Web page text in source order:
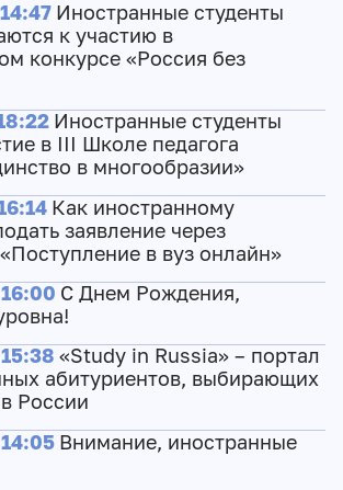
Иностранные студенты
к участию в
конкурсе «Россия без
Иностранные студенты
в III Школе педагога
в многообразии»
Как иностранному
заявление через
в вуз онлайн»
С Днем Рождения,
«Study in Russia» – портал
абитуриентов, выбирающих
России
Внимание, иностранные